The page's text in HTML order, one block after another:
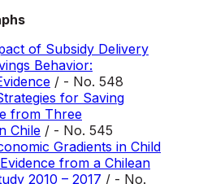
of Subsidy Delivery
Behavior:
/ - No. 548
for Saving
from Three
Chile / - No. 545
Gradients in Child
from a Chilean
2010 – 2017 / - No.